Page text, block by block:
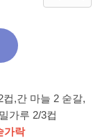
,간 마늘 2 숟갈,
가루 2/3컵
가락